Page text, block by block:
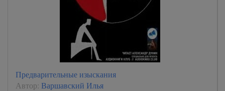
Предварительные изыскания
Автор: Варшавский Илья